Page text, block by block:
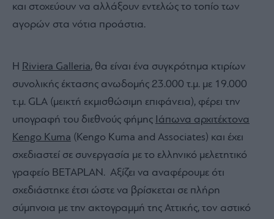
και στοχεύουν να αλλάξουν εντελώς το τοπίο των
αγορών στα νότια προάστια.
Η Riviera Galleria, θα είναι ένα συγκρότημα κτιρίων
συνολικής έκτασης ανωδομής 23.000 τ.μ. με 19.000
τ.μ. GLA (μεικτή εκμισθώσιμη επιφάνεια), φέρει την
υπογραφή του διεθνούς φήμης Ιάπωνα αρχιτέκτονα
Kengo Kuma (Kengo Kuma and Associates) και έχει
σχεδιαστεί σε συνεργασία με το ελληνικό μελετητικό
γραφείο ΒΕΤΑPLAN. Αξίζει να αναφέρουμε ότι
σχεδιάστηκε έτσι ώστε να βρίσκεται σε πλήρη
σύμπνοια με την ακτογραμμή της Αττικής, τον αστικό